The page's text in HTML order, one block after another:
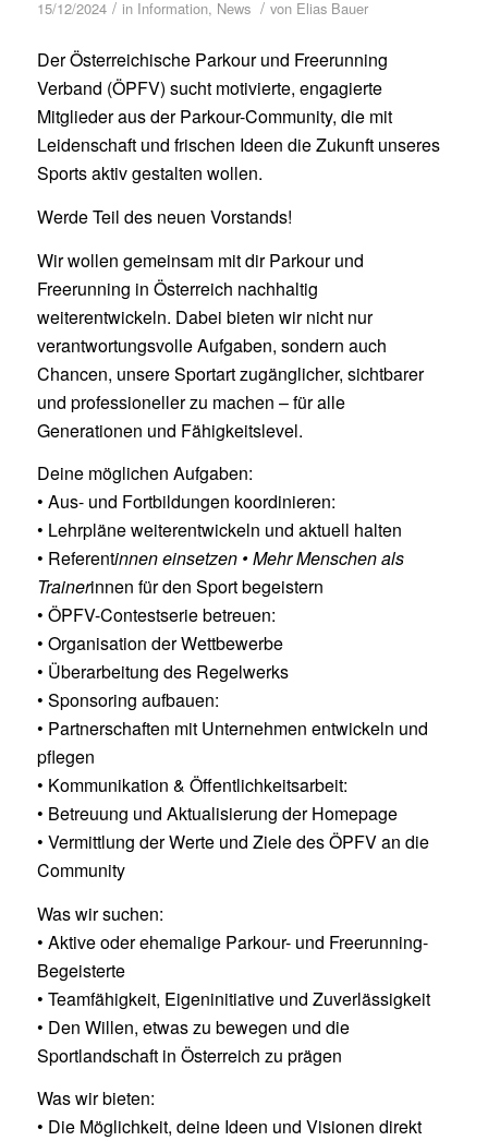
15/12/2024 / in Information, News / von Elias Bauer
Der Österreichische Parkour und Freerunning
Verband (ÖPFV) sucht motivierte, engagierte
Mitglieder aus der Parkour-Community, die mit
Leidenschaft und frischen Ideen die Zukunft unseres
Sports aktiv gestalten wollen.
Werde Teil des neuen Vorstands!
Wir wollen gemeinsam mit dir Parkour und
Freerunning in Österreich nachhaltig
weiterentwickeln. Dabei bieten wir nicht nur
verantwortungsvolle Aufgaben, sondern auch
Chancen, unsere Sportart zugänglicher, sichtbarer
und professioneller zu machen – für alle
Generationen und Fähigkeitslevel.
Deine möglichen Aufgaben:
• Aus- und Fortbildungen koordinieren:
• Lehrpläne weiterentwickeln und aktuell halten
• Referentinnen einsetzen • Mehr Menschen als
Trainerinnen für den Sport begeistern
• ÖPFV-Contestserie betreuen:
• Organisation der Wettbewerbe
• Überarbeitung des Regelwerks
• Sponsoring aufbauen:
• Partnerschaften mit Unternehmen entwickeln und
pflegen
• Kommunikation & Öffentlichkeitsarbeit:
• Betreuung und Aktualisierung der Homepage
• Vermittlung der Werte und Ziele des ÖPFV an die
Community
Was wir suchen:
• Aktive oder ehemalige Parkour- und Freerunning-
Begeisterte
• Teamfähigkeit, Eigeninitiative und Zuverlässigkeit
• Den Willen, etwas zu bewegen und die
Sportlandschaft in Österreich zu prägen
Was wir bieten:
• Die Möglichkeit, deine Ideen und Visionen direkt